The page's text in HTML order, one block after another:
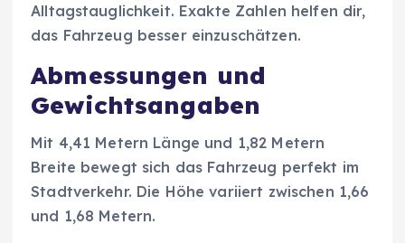
Alltagstauglichkeit. Exakte Zahlen helfen dir,
das Fahrzeug besser einzuschätzen.
Abmessungen und
Gewichtsangaben
Mit 4,41 Metern Länge und 1,82 Metern
Breite bewegt sich das Fahrzeug perfekt im
Stadtverkehr. Die Höhe variiert zwischen 1,66
und 1,68 Metern.